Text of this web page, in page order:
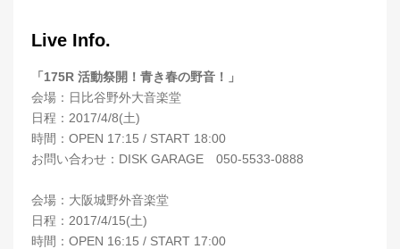
Live Info.
「175R 活動祭開！青き春の野音！」
会場：日比谷野外大音楽堂
日程：2017/4/8(土)
時間：OPEN 17:15 / START 18:00
お問い合わせ：DISK GARAGE 050-5533-0888
会場：大阪城野外音楽堂
日程：2017/4/15(土)
時間：OPEN 16:15 / START 17:00